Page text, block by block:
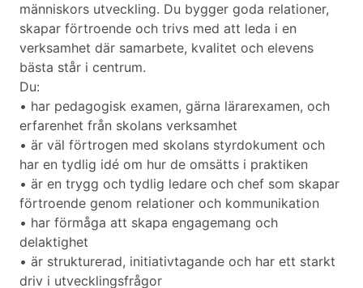
människors utveckling. Du bygger goda relationer,
skapar förtroende och trivs med att leda i en
verksamhet där samarbete, kvalitet och elevens
bästa står i centrum.
Du:
• har pedagogisk examen, gärna lärarexamen, och
erfarenhet från skolans verksamhet
• är väl förtrogen med skolans styrdokument och
har en tydlig idé om hur de omsätts i praktiken
• är en trygg och tydlig ledare och chef som skapar
förtroende genom relationer och kommunikation
• har förmåga att skapa engagemang och
delaktighet
• är strukturerad, initiativtagande och har ett starkt
driv i utvecklingsfrågor